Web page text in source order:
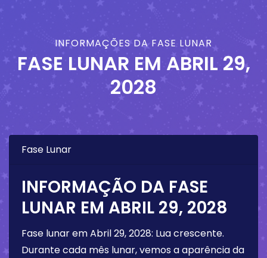
INFORMAÇÕES DA FASE LUNAR
FASE LUNAR EM ABRIL 29,
2028
Fase Lunar
INFORMAÇÃO DA FASE
LUNAR EM ABRIL 29, 2028
Fase lunar emAbril 29, 2028: Lua crescente.
Durante cada mês lunar, vemos a aparência da